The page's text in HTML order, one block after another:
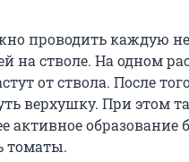
проводить каждую
на стволе. На одном
от ствола. После
верхушку. При этом
активное образование
томаты.